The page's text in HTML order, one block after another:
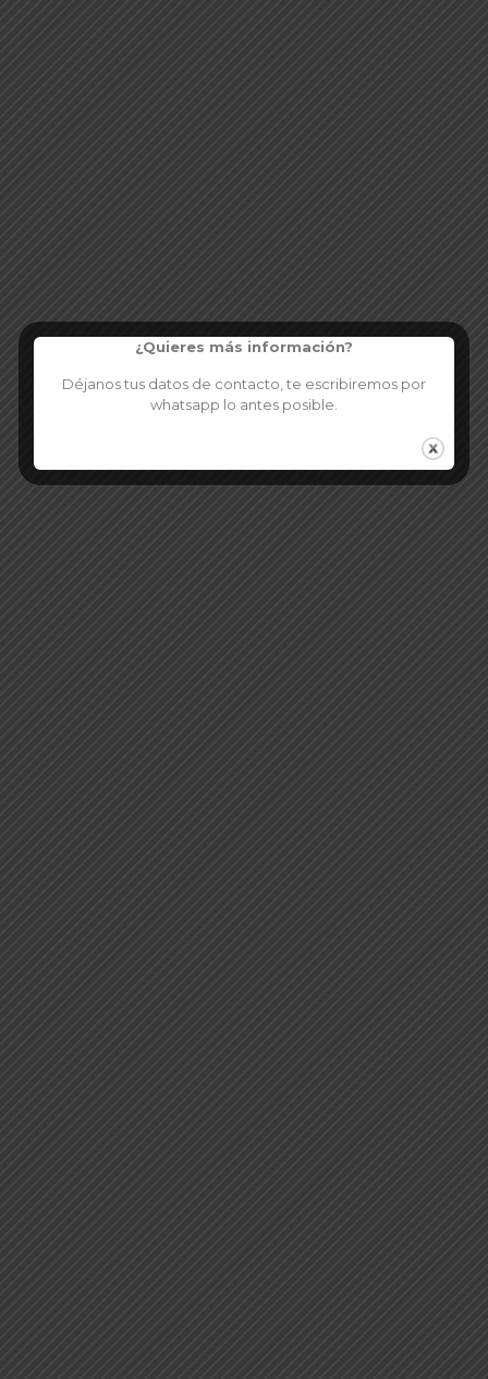
¿Quieres más información?
Déjanos tus datos de contacto, te escribiremos por
whatsapp lo antes posible.